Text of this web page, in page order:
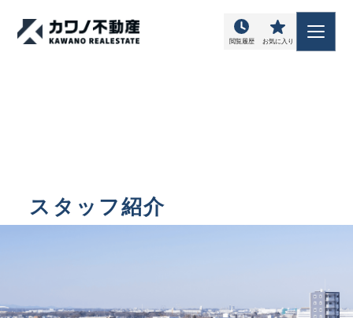
閲覧履歴 お気に入り
スタッフ紹介